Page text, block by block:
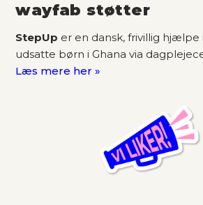
wayfab støtter
StepUp er en dansk, frivillig hjælpe
udsatte børn i Ghana via
Læs mere her »